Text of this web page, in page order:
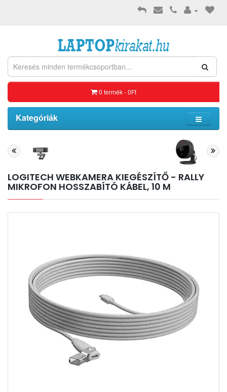
0 termék - 0Ft
Kategóriák
LOGITECH WEBKAMERA KIEGÉSZÍTŐ - RALLY
MIKROFON HOSSZABÍTÓ KÁBEL, 10 M